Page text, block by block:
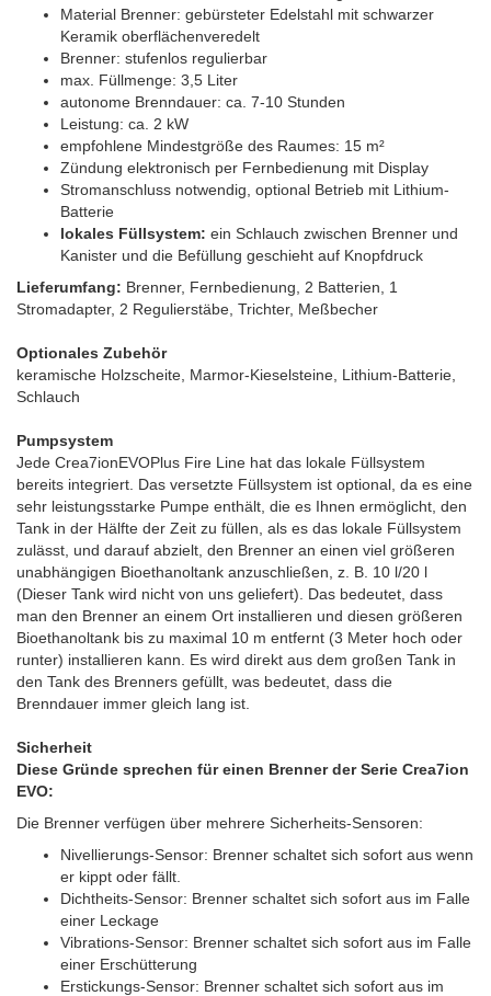
Material Brenner: gebürsteter Edelstahl mit schwarzer
Keramik oberflächenveredelt
Brenner: stufenlos regulierbar
max. Füllmenge: 3,5 Liter
autonome Brenndauer: ca. 7-10 Stunden
Leistung: ca. 2 kW
empfohlene Mindestgröße des Raumes: 15 m²
Zündung elektronisch per Fernbedienung mit Display
Stromanschluss notwendig, optional Betrieb mit Lithium-
Batterie
lokales Füllsystem: ein Schlauch zwischen Brenner und
Kanister und die Befüllung geschieht auf Knopfdruck
Lieferumfang: Brenner, Fernbedienung, 2 Batterien, 1
Stromadapter, 2 Regulierstäbe, Trichter, Meßbecher
Optionales Zubehör
keramische Holzscheite, Marmor-Kieselsteine, Lithium-Batterie,
Schlauch
Pumpsystem
Jede Crea7ionEVOPlus Fire Line hat das lokale Füllsystem
bereits integriert. Das versetzte Füllsystem ist optional, da es eine
sehr leistungsstarke Pumpe enthält, die es Ihnen ermöglicht, den
Tank in der Hälfte der Zeit zu füllen, als es das lokale Füllsystem
zulässt, und darauf abzielt, den Brenner an einen viel größeren
unabhängigen Bioethanoltank anzuschließen, z. B. 10 l/20 l
(Dieser Tank wird nicht von uns geliefert). Das bedeutet, dass
man den Brenner an einem Ort installieren und diesen größeren
Bioethanoltank bis zu maximal 10 m entfernt (3 Meter hoch oder
runter) installieren kann. Es wird direkt aus dem großen Tank in
den Tank des Brenners gefüllt, was bedeutet, dass die
Brenndauer immer gleich lang ist.
Sicherheit
Diese Gründe sprechen für einen Brenner der Serie Crea7ion
EVO:
Die Brenner verfügen über mehrere Sicherheits-Sensoren:
Nivellierungs-Sensor: Brenner schaltet sich sofort aus wenn
er kippt oder fällt.
Dichtheits-Sensor: Brenner schaltet sich sofort aus im Falle
einer Leckage
Vibrations-Sensor: Brenner schaltet sich sofort aus im Falle
einer Erschütterung
Erstickungs-Sensor: Brenner schaltet sich sofort aus im